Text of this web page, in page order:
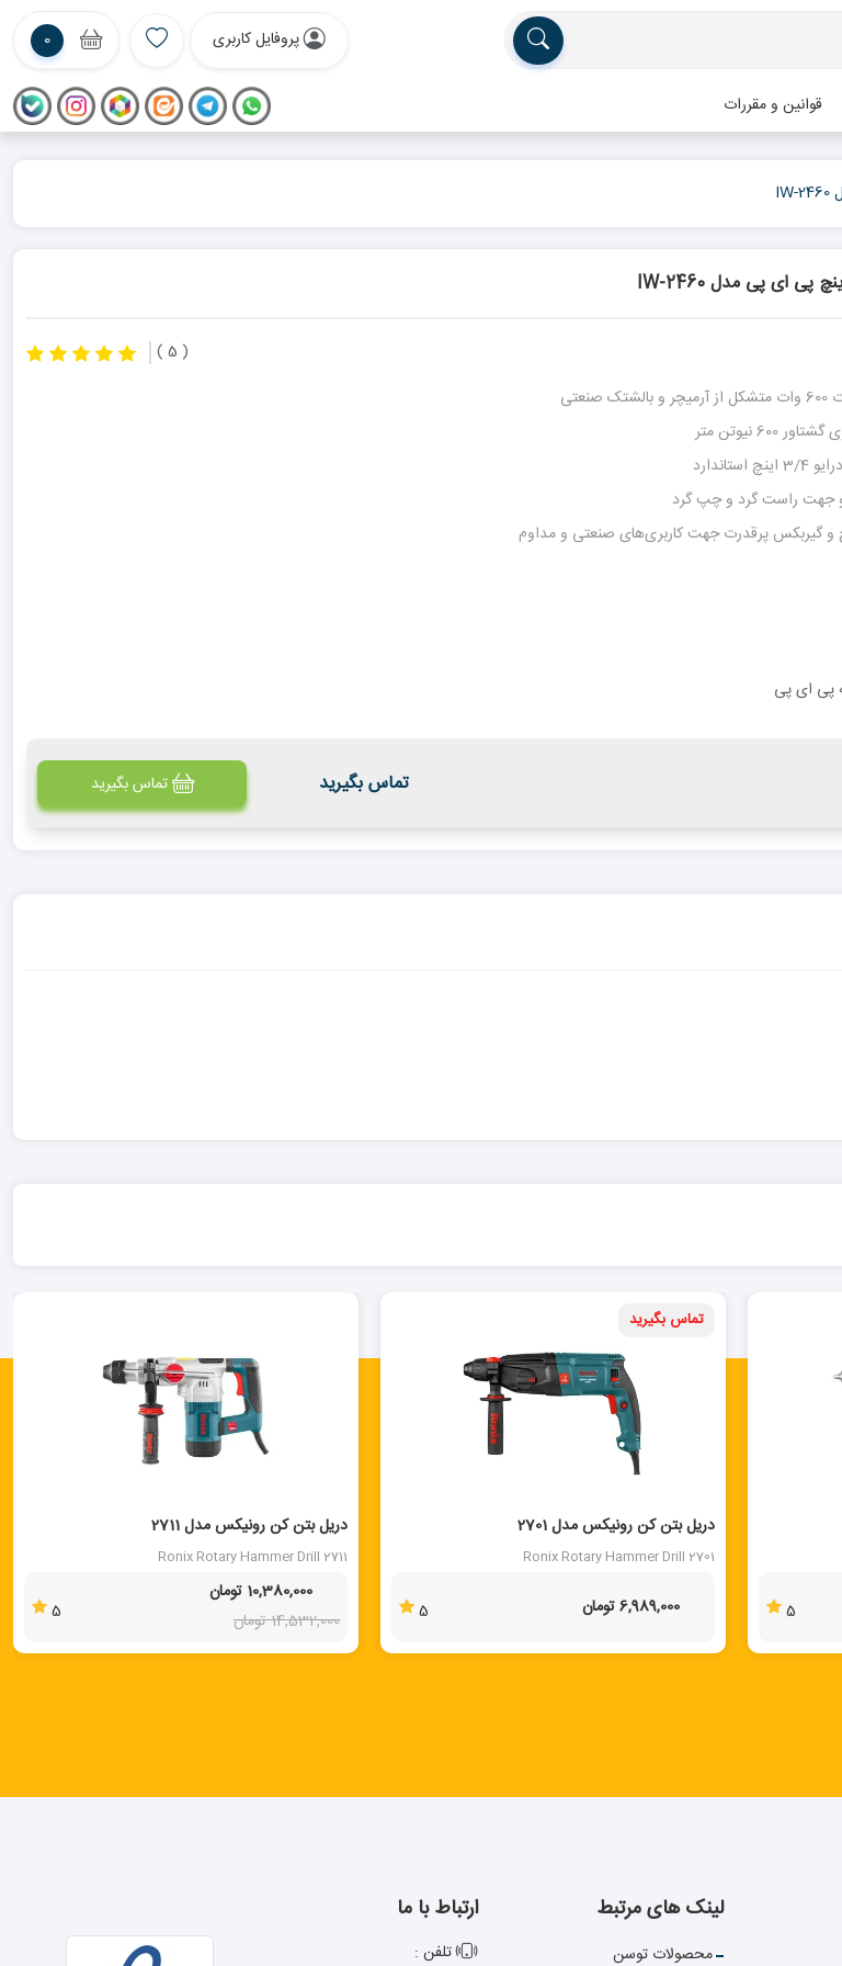
پروفایل کاربری 0
قوانین و مقررات
جهت راست گرد و چپ گرد
و گیربکس پرقدرت جهت کاربری‌های صنعتی و مداوم
( 5 )
تماس بگیرید تماس بگیرید
5
تماس بگیرید
دریل بتن کن رونیکس مدل 2701
Ronix Rotary Hammer Drill 2701
6,989,000 تومان 5
40 %
دریل بتن کن رونیکس مدل 2711
Ronix Rotary Hammer Drill 2711
10,380,000 تومان
14,532,000 تومان
5
لینک های مرتبط
محصولات توسن
ارتباط با ما
تلفن :